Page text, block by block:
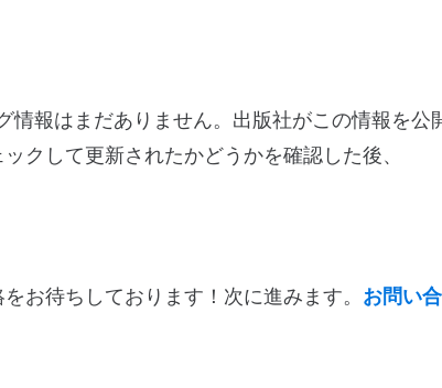
報はまだありません。出版社がこの情報を公
クして更新されたかどうかを確認した後、
お待ちしております！次に進みます。 お問い